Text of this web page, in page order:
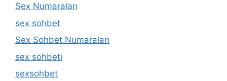
Sex Numaraları
sex sohbet
Sex Sohbet Numaraları
sex sohbeti
sexsohbet